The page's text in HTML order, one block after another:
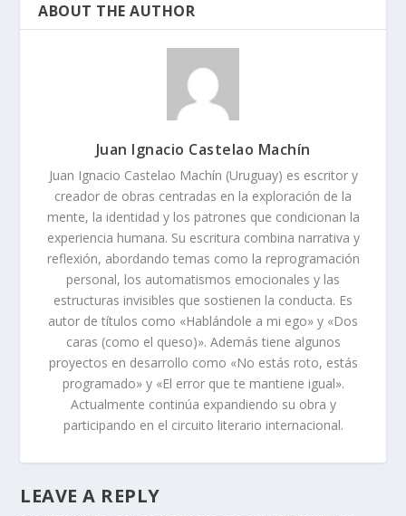
ABOUT THE AUTHOR
Juan Ignacio Castelao Machín
Juan Ignacio Castelao Machín (Uruguay) es escritor y
creador de obras centradas en la exploración de la
mente, la identidad y los patrones que condicionan la
experiencia humana. Su escritura combina narrativa y
reflexión, abordando temas como la reprogramación
personal, los automatismos emocionales y las
estructuras invisibles que sostienen la conducta. Es
autor de títulos como «Hablándole a mi ego» y «Dos
caras (como el queso)». Además tiene algunos
proyectos en desarrollo como «No estás roto, estás
programado» y «El error que te mantiene igual».
Actualmente continúa expandiendo su obra y
participando en el circuito literario internacional.
LEAVE A REPLY